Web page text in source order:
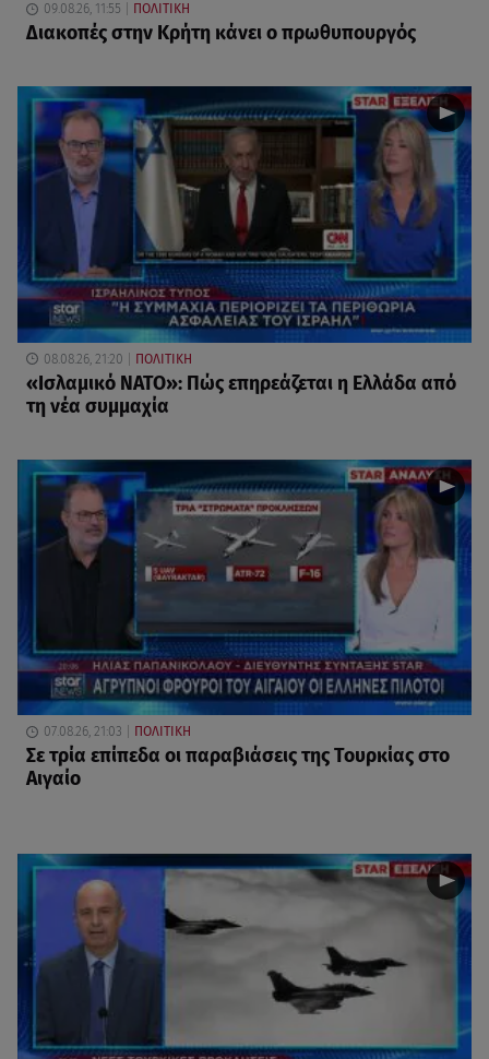
09.08.26, 11:55 ΠΟΛΙΤΙΚΗ
Διακοπές στην Κρήτη κάνει ο πρωθυπουργός
08.08.26, 21:20 ΠΟΛΙΤΙΚΗ
«Ισλαμικό ΝΑΤΟ»: Πώς επηρεάζεται η Ελλάδα από
τη νέα συμμαχία
07.08.26, 21:03 ΠΟΛΙΤΙΚΗ
Σε τρία επίπεδα οι παραβιάσεις της Τουρκίας στο
Αιγαίο